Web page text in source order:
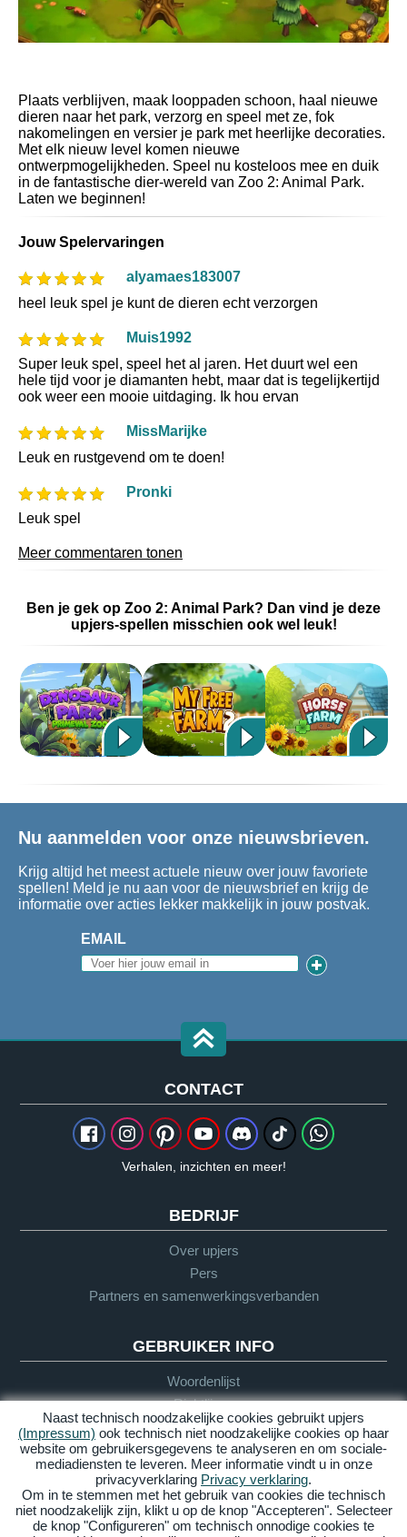
Plaats verblijven, maak looppaden schoon, haal nieuwe
dieren naar het park, verzorg en speel met ze, fok
nakomelingen en versier je park met heerlijke decoraties.
Met elk nieuw level komen nieuwe
ontwerpmogelijkheden. Speel nu kosteloos mee en duik
in de fantastische dier-wereld van Zoo 2: Animal Park.
Laten we beginnen!
Jouw Spelervaringen
alyamaes183007
heel leuk spel je kunt de dieren echt verzorgen
Muis1992
Super leuk spel, speel het al jaren. Het duurt wel een
hele tijd voor je diamanten hebt, maar dat is tegelijkertijd
ook weer een mooie uitdaging. Ik hou ervan
MissMarijke
Leuk en rustgevend om te doen!
Pronki
Leuk spel
Meer commentaren tonen
Ben je gek op Zoo 2: Animal Park? Dan vind je deze
upjers-spellen misschien ook wel leuk!
Nu aanmelden voor onze nieuwsbrieven.
Krijg altijd het meest actuele nieuw over jouw favoriete
spellen! Meld je nu aan voor de nieuwsbrief en krijg de
informatie over acties lekker makkelijk in jouw postvak.
EMAIL
CONTACT
Verhalen, inzichten en meer!
BEDRIJF
Over upjers
Pers
Partners en samenwerkingsverbanden
GEBRUIKER INFO
Woordenlijst
Richtlijnen
Support
Impressum Privacy AGV
Barrière
vrijheid
Naast technisch noodzakelijke cookies gebruikt upjers
(Impressum) ook technisch niet noodzakelijke cookies op haar
website om gebruikersgegevens te analyseren en om sociale-
mediadiensten te leveren. Meer informatie vindt u in onze
privacyverklaring Privacy verklaring.
Om in te stemmen met het gebruik van cookies die technisch
niet noodzakelijk zijn, klikt u op de knop "Accepteren". Selecteer
de knop "Configureren" om technisch onnodige cookies te